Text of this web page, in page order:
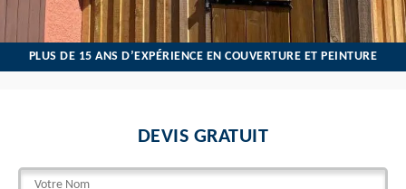
PLUS DE 15 ANS D’EXPÉRIENCE EN COUVERTURE ET PEINTURE
DEVIS GRATUIT